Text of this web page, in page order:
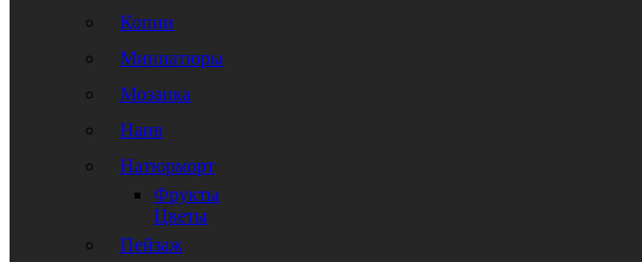
Копии
Миниатюры
Мозаика
Наив
Натюрморт
Фрукты
Цветы
Пейзаж